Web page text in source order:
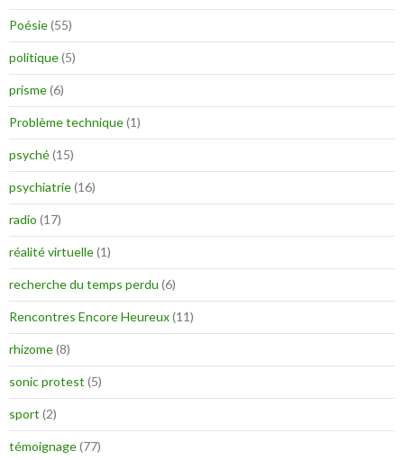
Poésie(55)
politique(5)
prisme(6)
Problème technique(1)
psyché(15)
psychiatrie(16)
radio (17)
réalité virtuelle(1)
recherche du temps perdu (6)
Rencontres Encore Heureux(11)
rhizome(8)
sonic protest (5)
sport (2)
témoignage(77)